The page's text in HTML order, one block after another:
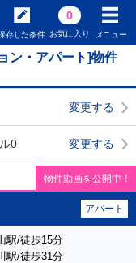
存した条件
0
お気に入り メニュー
ン・アパート]物件
変更する
0 変更する
物件動画を公開中！
アパート
駅/徒歩15分
駅/徒歩31分